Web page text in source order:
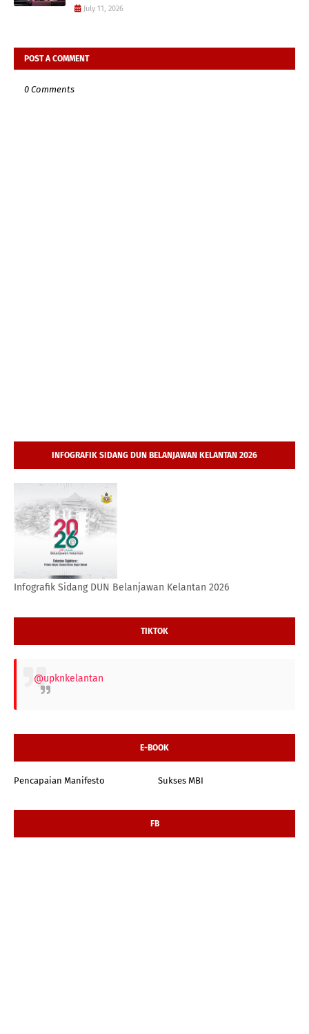
July 11, 2026
POST A COMMENT
0 Comments
INFOGRAFIK SIDANG DUN BELANJAWAN KELANTAN 2026
Infografik Sidang DUN Belanjawan Kelantan 2026
TIKTOK
@upknkelantan
E-BOOK
Pencapaian Manifesto Sukses MBI
FB